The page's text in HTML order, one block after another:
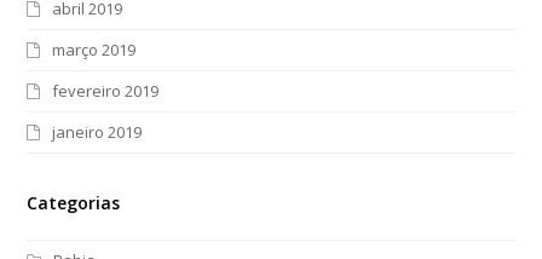
abril 2019
março 2019
fevereiro 2019
janeiro 2019
Categorias